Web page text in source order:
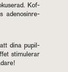
Kof­
ade­nos­inre­
dina pu­pil­
sti­mu­le­rar